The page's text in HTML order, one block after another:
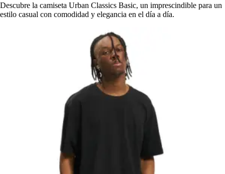
Descubre la camiseta Urban Classics Basic, un imprescindible para un
estilo casual con comodidad y elegancia en el día a día.